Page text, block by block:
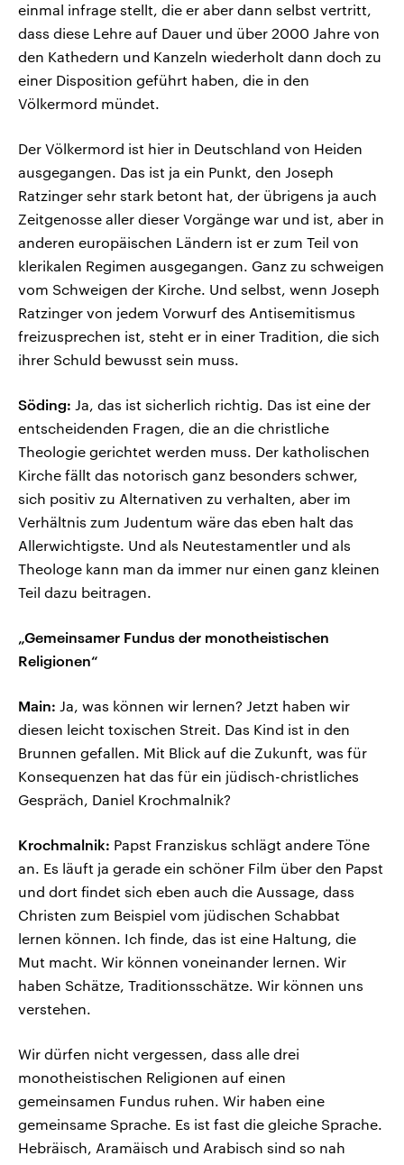
einmal infrage stellt, die er aber dann selbst vertritt,
dass diese Lehre auf Dauer und über 2000 Jahre von
den Kathedern und Kanzeln wiederholt dann doch zu
einer Disposition geführt haben, die in den
Völkermord mündet.
Der Völkermord ist hier in Deutschland von Heiden
ausgegangen. Das ist ja ein Punkt, den Joseph
Ratzinger sehr stark betont hat, der übrigens ja auch
Zeitgenosse aller dieser Vorgänge war und ist, aber in
anderen europäischen Ländern ist er zum Teil von
klerikalen Regimen ausgegangen. Ganz zu schweigen
vom Schweigen der Kirche. Und selbst, wenn Joseph
Ratzinger von jedem Vorwurf des Antisemitismus
freizusprechen ist, steht er in einer Tradition, die sich
ihrer Schuld bewusst sein muss.
Söding: Ja, das ist sicherlich richtig. Das ist eine der
entscheidenden Fragen, die an die christliche
Theologie gerichtet werden muss. Der katholischen
Kirche fällt das notorisch ganz besonders schwer,
sich positiv zu Alternativen zu verhalten, aber im
Verhältnis zum Judentum wäre das eben halt das
Allerwichtigste. Und als Neutestamentler und als
Theologe kann man da immer nur einen ganz kleinen
Teil dazu beitragen.
„Gemeinsamer Fundus der monotheistischen
Religionen“
Main: Ja, was können wir lernen? Jetzt haben wir
diesen leicht toxischen Streit. Das Kind ist in den
Brunnen gefallen. Mit Blick auf die Zukunft, was für
Konsequenzen hat das für ein jüdisch-christliches
Gespräch, Daniel Krochmalnik?
Krochmalnik: Papst Franziskus schlägt andere Töne
an. Es läuft ja gerade ein schöner Film über den Papst
und dort findet sich eben auch die Aussage, dass
Christen zum Beispiel vom jüdischen Schabbat
lernen können. Ich finde, das ist eine Haltung, die
Mut macht. Wir können voneinander lernen. Wir
haben Schätze, Traditionsschätze. Wir können uns
verstehen.
Wir dürfen nicht vergessen, dass alle drei
monotheistischen Religionen auf einen
gemeinsamen Fundus ruhen. Wir haben eine
gemeinsame Sprache. Es ist fast die gleiche Sprache.
Hebräisch, Aramäisch und Arabisch sind so nah